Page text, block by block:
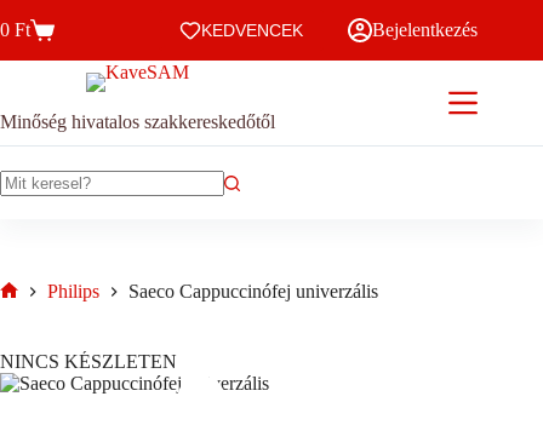
to
Kosár
0 Ft KEDVENCEK Bejelentkezés
Minőség hivatalos szakkereskedőtől
Philips Saeco Cappuccinófej univerzális
NINCS KÉSZLETEN